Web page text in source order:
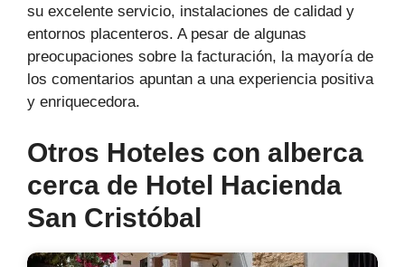
su excelente servicio, instalaciones de calidad y
entornos placenteros. A pesar de algunas
preocupaciones sobre la facturación, la mayoría de
los comentarios apuntan a una experiencia positiva
y enriquecedora.
Otros Hoteles con alberca
cerca de Hotel Hacienda
San Cristóbal